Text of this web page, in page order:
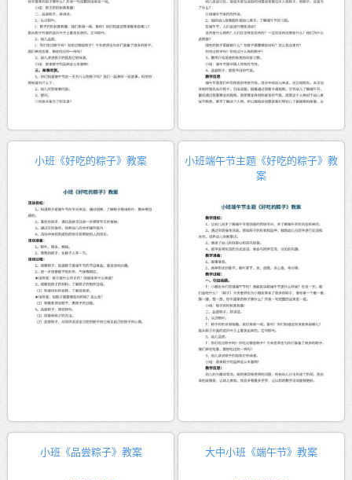
小班《好吃的粽子》教案
小班端午节主题《好吃的粽子》教
案
小班《品尝粽子》教案 大中小班《端午节》教案